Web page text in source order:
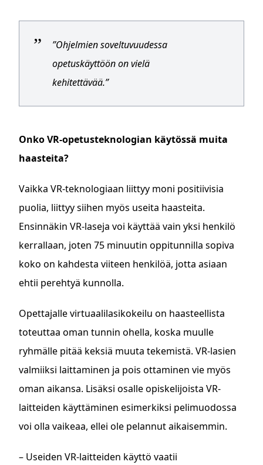
”Ohjelmien soveltuvuudessa
opetuskäyttöön on vielä
kehitettävää.”
Onko VR-opetusteknologian käytössä muita
haasteita?
Vaikka VR-teknologiaan liittyy moni positiivisia
puolia, liittyy siihen myös useita haasteita.
Ensinnäkin VR-laseja voi käyttää vain yksi henkilö
kerrallaan, joten 75 minuutin oppitunnilla sopiva
koko on kahdesta viiteen henkilöä, jotta asiaan
ehtii perehtyä kunnolla.
Opettajalle virtuaalilasikokeilu on haasteellista
toteuttaa oman tunnin ohella, koska muulle
ryhmälle pitää keksiä muuta tekemistä. VR-lasien
valmiiksi laittaminen ja pois ottaminen vie myös
oman aikansa. Lisäksi osalle opiskelijoista VR-
laitteiden käyttäminen esimerkiksi pelimuodossa
voi olla vaikeaa, ellei ole pelannut aikaisemmin.
– Useiden VR-laitteiden käyttö vaatii